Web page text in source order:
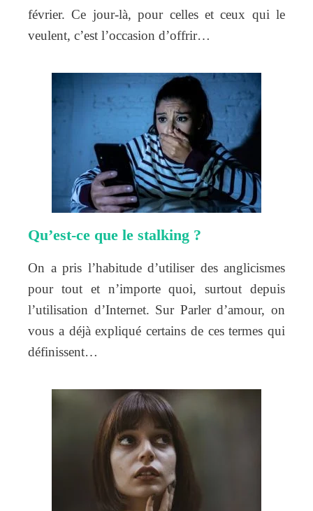
février. Ce jour-là, pour celles et ceux qui le
veulent, c’est l’occasion d’offrir…
Qu’est-ce que le stalking ?
On a pris l’habitude d’utiliser des anglicismes
pour tout et n’importe quoi, surtout depuis
l’utilisation d’Internet. Sur Parler d’amour, on
vous a déjà expliqué certains de ces termes qui
définissent…